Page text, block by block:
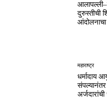
दुरुस्तीची
आंदोलनाचा
महाराष्ट्र
धर्मादाय
संपल्यानंतर